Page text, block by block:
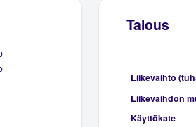
Talous
Liikevaihto
Liikevaihdon
Käyttökate